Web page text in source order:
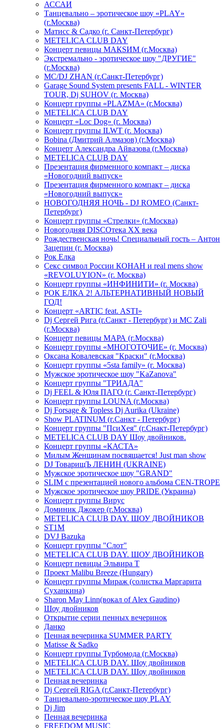
АССАИ
Танцевально – эротическое шоу «PLAY»
(г.Москва)
Матисс & Садко (г. Санкт-Петербург)
METELICA CLUB DAY
Концерт певицы МАКSИМ (г.Москва)
Экстремально - эротическое шоу "ДРУГИЕ"
(г.Москва)
МС/DJ ZHAN (г.Санкт-Петербург)
Garage Sound System presents FALL - WINTER
TOUR, Dj SUHOV (г. Москва)
Концерт группы «PLAZMA» (г.Москва)
METELICA CLUB DAY
Концерт «Loc Dog» (г. Москва)
Концерт группы ILWT (г. Москва)
Bobina (Дмитрий Алмазов) (г.Москва)
Концерт Александра Айвазова (г.Москва)
METELICA CLUB DAY
Презентация фирменного компакт – диска
«Новогодний выпуск»
Презентация фирменного компакт – диска
«Новогодний выпуск»
НОВОГОДНЯЯ НОЧЬ - DJ ROMEO (Санкт-
Петербург)
Концерт группы «Стрелки» (г.Москва)
Новогодняя DISCOтека ХХ века
Рождественская ночь! Специальный гость – Антон
Зацепин (г. Москва)
Рок Елка
Секс символ России КОНАН и real mens show
«REVOLUYION» (г. Москва)
Концерт группы «ИНФИНИТИ» (г. Москва)
РОК ЕЛКА 2! АЛЬТЕРНАТИВНЫЙ НОВЫЙ
ГОД!
Концерт «ARTIC feat. ASTI»
Dj Сергей Рига (г.Санкт - Петербург) и MC Zali
(г.Москва)
Концерт певицы МАРА (г.Москва)
Концерт группы «МНОГОТОЧИЕ» (г. Москва)
Оксана Ковалевская "Краски" (г.Москва)
Концерт группы «5sta family» (г. Москва)
Мужское эротическое шоу "KaZanova"
Концерт группы "ТРИАДА"
Dj FEEL & Юля ПАГО (г. Санкт-Петербург)
Концерт группы LOUNA (г.Москва)
Dj Forsage & Topless Dj Aurika (Ukraine)
Show PLATINUM (г.Санкт - Петербург)
Концерт группы "ПсиХея" (г.Снакт-Петербург)
METELICA CLUB DAY Шоу двойников.
Концерт группы «КАСТА»
Милым Женщинам посвящается! Just man show
DJ ТоварищЪ ЛЕНИН (UKRAINE)
Мужское эротическое шоу "GRAND"
SLIM с презентацией нового альбома CEN-TROPE
Мужское эротическое шоу PRIDE (Украина)
Концерт группы Вирус
Доминик Джокер (г.Москва)
METELICA CLUB DAY. ШОУ ДВОЙНИКОВ
ST1M
DVJ Bazuka
Концерт группы "Слот"
METELICA CLUB DAY. ШОУ ДВОЙНИКОВ
Концерт певицы Эльвира Т
Проект Malibu Breeze (Hungary)
Концерт группы Мираж (солистка Маргарита
Суханкина)
Sharon May Linn(вокал of Alex Gaudino)
Шоу двойников
Открытие серии пенных вечеринок
Данко
Пенная вечеринка SUMMER PARTY
Matisse & Sadko
Концерт группы Турбомода (г.Москва)
METELICA CLUB DAY. Шоу двойников
METELICA CLUB DAY. Шоу двойников
Пенная вечеринка
Dj Сергей RIGA (г.Санкт-Петербург)
Танцевально-эротическое шоу PLAY
Dj Jim
Пенная вечеринка
FREEDOM MUSIC